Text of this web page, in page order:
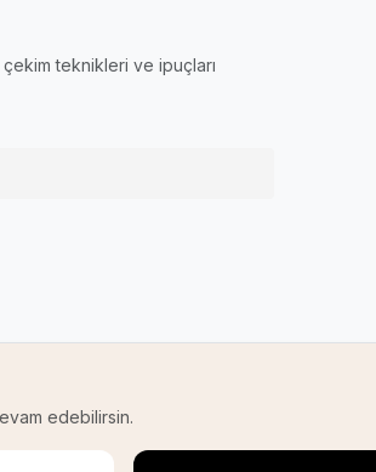
teknikleri ve ipuçları
edebilirsin.